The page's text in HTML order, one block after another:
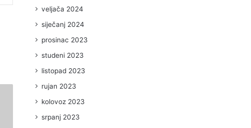
veljača 2024
siječanj 2024
prosinac 2023
studeni 2023
listopad 2023
rujan 2023
kolovoz 2023
srpanj 2023